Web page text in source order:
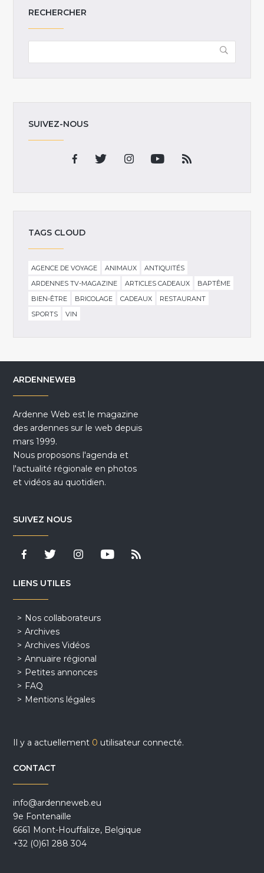
RECHERCHER
SUIVEZ-NOUS
TAGS CLOUD
AGENCE DE VOYAGE ANIMAUX
ANTIQUITÉS
ARDENNES TV-MAGAZINE
ARTICLES CADEAUX
BAPTÊME
BIEN-ÊTRE
BRICOLAGE CADEAUX
RESTAURANT
SPORTS
VIN
ARDENNEWEB
Ardenne Web est le magazine
des ardennes sur le web depuis
mars 1999.
Nous proposons l'agenda et
l'actualité régionale en photos
et vidéos au quotidien.
SUIVEZ NOUS
LIENS UTILES
Nos collaborateurs
Archives
Archives Vidéos
Annuaire régional
Petites annonces
FAQ
Mentions légales
Il y a actuellement 0 utilisateur connecté.
CONTACT
info@ardenneweb.eu
9e Fontenaille
6661 Mont-Houffalize, Belgique
+32 (0)61 288 304